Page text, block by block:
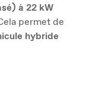
à 22 kW
permet de
hybride